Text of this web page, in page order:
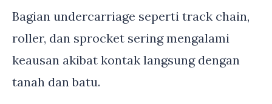
Bagian undercarriage seperti track chain,
roller, dan sprocket sering mengalami
keausan akibat kontak langsung dengan
tanah dan batu.